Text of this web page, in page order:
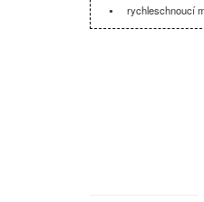
rychleschnoucí